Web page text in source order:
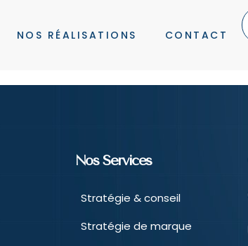
NOS RÉALISATIONS CONTACT
Nos Services
Stratégie & conseil
Stratégie de marque